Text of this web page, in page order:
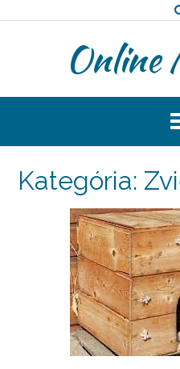
na
Online
Kategória: